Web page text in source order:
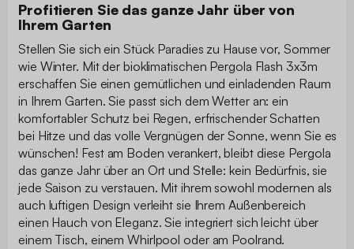
Profitieren Sie das ganze Jahr über von
Ihrem Garten
Stellen Sie sich ein Stück Paradies zu Hause vor, Sommer
wie Winter. Mit der bioklimatischen Pergola Flash 3x3m
erschaffen Sie einen gemütlichen und einladenden Raum
in Ihrem Garten. Sie passt sich dem Wetter an: ein
komfortabler Schutz bei Regen, erfrischender Schatten
bei Hitze und das volle Vergnügen der Sonne, wenn Sie es
wünschen! Fest am Boden verankert, bleibt diese Pergola
das ganze Jahr über an Ort und Stelle: kein Bedürfnis, sie
jede Saison zu verstauen. Mit ihrem sowohl modernen als
auch luftigen Design verleiht sie Ihrem Außenbereich
einen Hauch von Eleganz. Sie integriert sich leicht über
einem Tisch, einem Whirlpool oder am Poolrand.